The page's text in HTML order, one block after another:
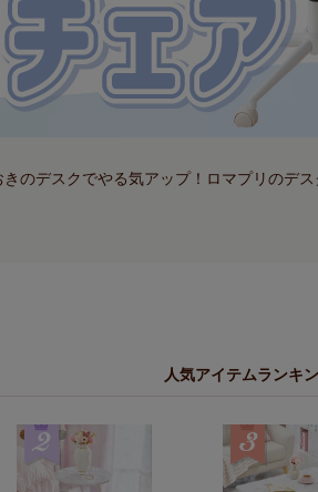
きのデスクでやる気アップ！ロマプリのデ
人気アイテムランキ